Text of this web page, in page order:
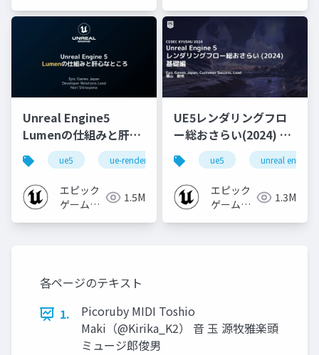
Unreal Engine5
Lumenの仕組みと肝心
なところ
ue5 ue-rendering ue-lumen
エピック
ゲームズ
1.5M
UE5レンダリングフロ
ー総おさらい(2024) 基
礎編！
[CEDEC+KYUSHU
2024]
ue5 unreal engine
エピック
ゲームズ
1.3M
各ページのテキスト
1.
Picoruby MIDI Toshio
Maki（@Kirika_K2） 音 玉 源牧雅楽頭
ミュージ郎俊男